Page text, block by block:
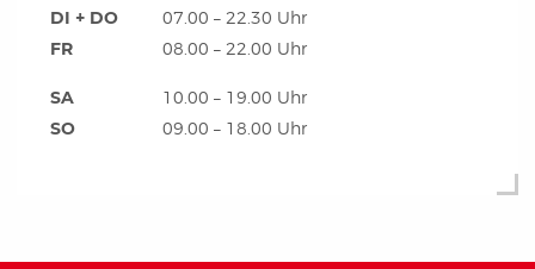
DI + DO 07.00 – 22.30 Uhr
FR 08.00 – 22.00 Uhr
SA 10.00 – 19.00 Uhr
SO 09.00 – 18.00 Uhr